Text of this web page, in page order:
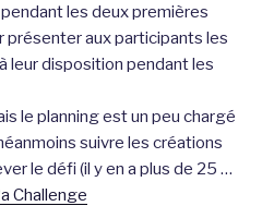
les deux premières
présenter aux participants les
leur disposition pendant les
le planning est un peu chargé
suivre les créations
le défi (il y en a plus de 25 …
Challenge